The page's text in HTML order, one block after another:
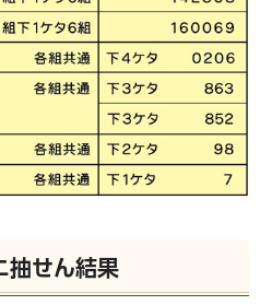
抽せん結果